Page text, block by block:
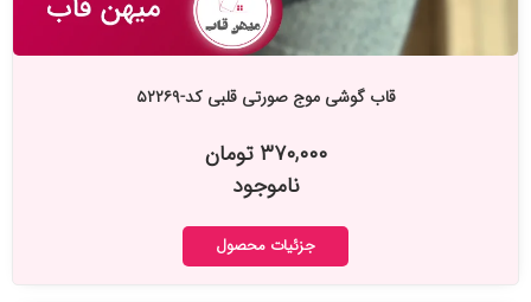
قاب گوشی موج صورتی قلبی کد-۵۲۲۶۹
۳۷۰,۰۰۰ تومان
ناموجود
جزئیات محصول